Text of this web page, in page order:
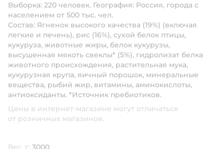
Выборка: 220 человек. География: Россия, города с
населением от 500 тыс. чел.
Состав: Ягненок высокого качества (19%) (включая
легкие и печень), рис (16%), сухой белок птицы,
кукуруза, животные жиры, белок кукурузы,
высушенная мякоть свеклы* (5%), гидролизат белка
животного происхождения, растительная мука,
кукурузная крупа, яичный порошок, минеральные
вещества, рыбий жир, витамины, аминокислоты,
антиоксиданты. *Источник пребиотиков.
Цены в интернет-магазине могут отличаться
от розничных магазинов.
Вес, г: 3000